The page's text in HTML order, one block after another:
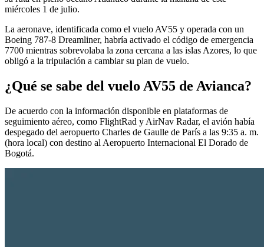
miércoles 1 de julio.
La aeronave, identificada como el vuelo AV55 y operada con un
Boeing 787-8 Dreamliner, habría activado el código de emergencia
7700 mientras sobrevolaba la zona cercana a las islas Azores, lo que
obligó a la tripulación a cambiar su plan de vuelo.
¿Qué se sabe del vuelo AV55 de Avianca?
De acuerdo con la información disponible en plataformas de
seguimiento aéreo, como FlightRad y AirNav Radar, el avión había
despegado del aeropuerto Charles de Gaulle de París a las 9:35 a. m.
(hora local) con destino al Aeropuerto Internacional El Dorado de
Bogotá.